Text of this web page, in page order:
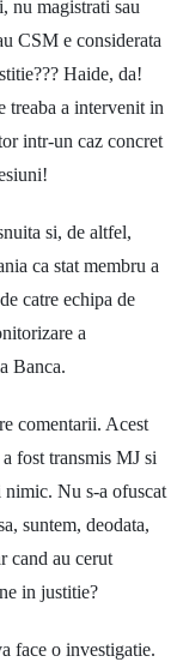
nu magistrati sau
CSM e considerata
Haide, da!
treaba a intervenit in
intr-un caz concret
si, de altfel,
ca stat membru a
catre echipa de
a
Banca.
comentarii. Acest
fost transmis MJ si
Nu s-a ofuscat
suntem, deodata,
cand au cerut
in justitie?
face o investigatie.